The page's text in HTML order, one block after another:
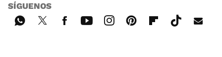
SÍGUENOS